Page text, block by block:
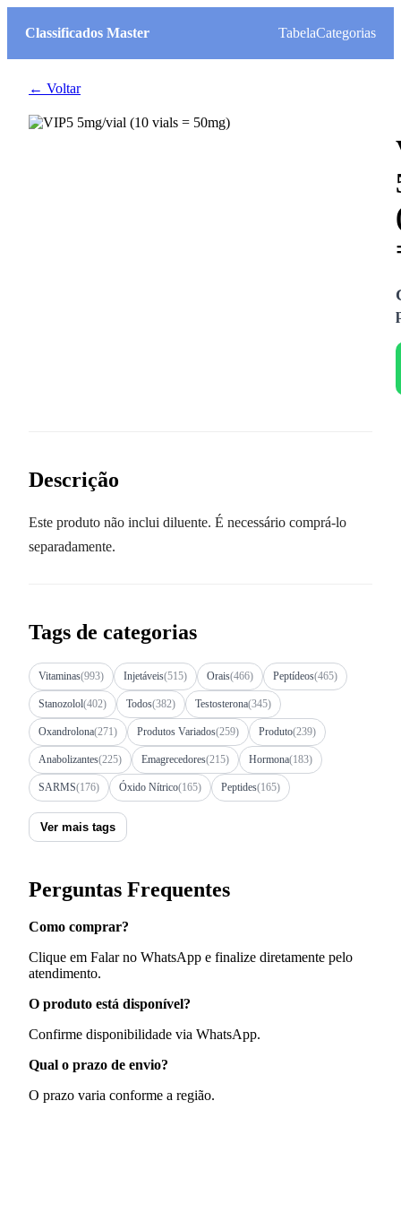
Classificados Master TabelaCategorias
← Voltar
Descrição
Este produto não inclui diluente. É necessário comprá-lo
separadamente.
Tags de categorias
Vitaminas(993) Injetáveis(515) Orais(466) Peptídeos(465)
Stanozolol(402) Todos(382) Testosterona(345)
Oxandrolona(271) Produtos Variados(259) Produto(239)
Anabolizantes(225) Emagrecedores(215) Hormona(183)
SARMS(176) Óxido Nítrico(165) Peptides(165)
Ver mais tags
Perguntas Frequentes
Como comprar?
Clique em Falar no WhatsApp e finalize diretamente pelo
atendimento.
O produto está disponível?
Confirme disponibilidade via WhatsApp.
Qual o prazo de envio?
O prazo varia conforme a região.